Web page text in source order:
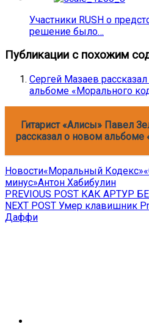
Участники RUSH о
решение было…
Публикации с похожим
Сергей Мазаев
альбоме «Морального
Гитарист «Алисы» Павел
рассказал о новом альбоме
Новости«Моральный Кодекс»
минус»Антон Хабибулин
Навигация
по
PREVIOUS POST Previous
post:
КАК АРТУР
NEXT POST Next
Умер клавишник
Даффи